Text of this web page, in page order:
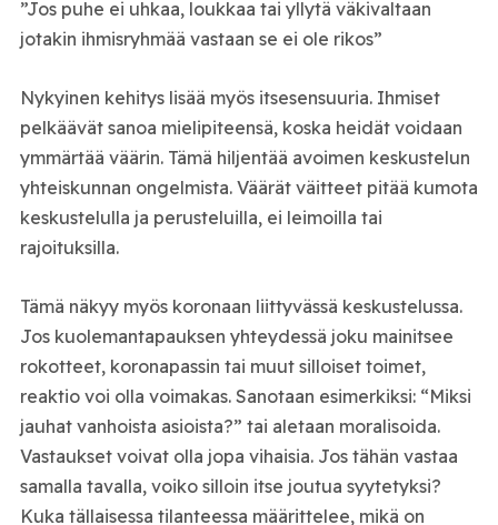
”Jos puhe ei uhkaa, loukkaa tai yllytä väkivaltaan
jotakin ihmisryhmää vastaan se ei ole rikos”
Nykyinen kehitys lisää myös itsesensuuria. Ihmiset
pelkäävät sanoa mielipiteensä, koska heidät voidaan
ymmärtää väärin. Tämä hiljentää avoimen keskustelun
yhteiskunnan ongelmista. Väärät väitteet pitää kumota
keskustelulla ja perusteluilla, ei leimoilla tai
rajoituksilla.
Tämä näkyy myös koronaan liittyvässä keskustelussa.
Jos kuolemantapauksen yhteydessä joku mainitsee
rokotteet, koronapassin tai muut silloiset toimet,
reaktio voi olla voimakas. Sanotaan esimerkiksi: “Miksi
jauhat vanhoista asioista?” tai aletaan moralisoida.
Vastaukset voivat olla jopa vihaisia. Jos tähän vastaa
samalla tavalla, voiko silloin itse joutua syytetyksi?
Kuka tällaisessa tilanteessa määrittelee, mikä on